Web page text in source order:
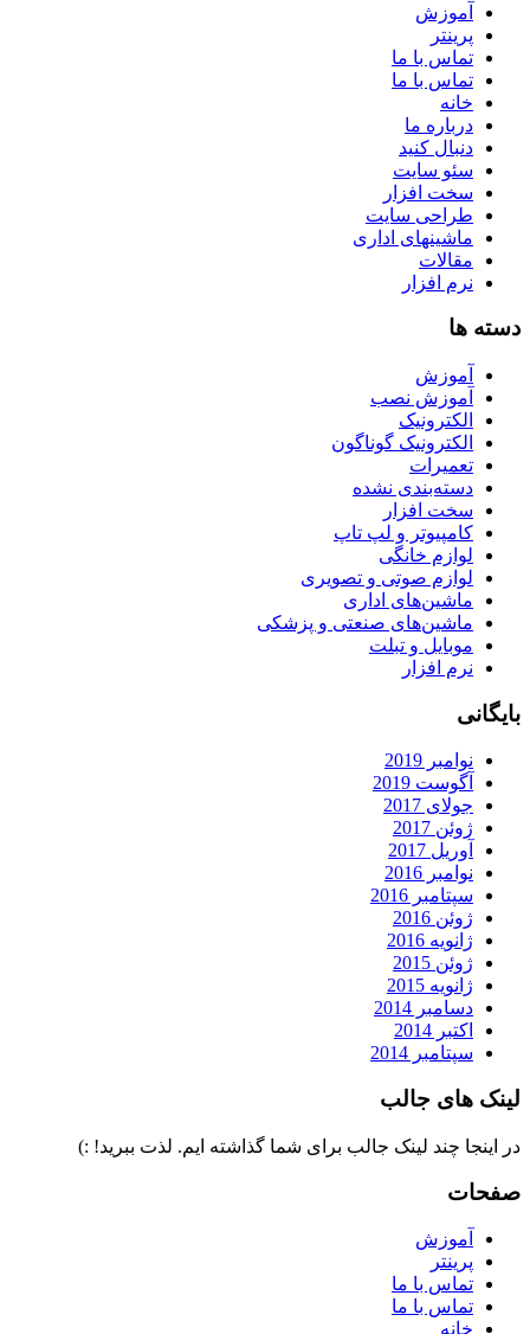
آموزش
پرینتر
تماس با ما
تماس با ما
خانه
درباره ما
دنبال کنید
سئو سایت
سخت افزار
طراحی سایت
ماشینهای اداری
مقالات
نرم افزار
دسته ها
آموزش
آموزش نصب
الکترونیک
الکترونیک گوناگون
تعمیرات
دسته‌بندی نشده
سخت افزار
کامپیوتر و لپ تاپ
لوازم خانگی
لوازم صوتی و تصویری
ماشین‌های اداری
ماشین‌های صنعتی و پزشکی
موبایل و تبلت
نرم افزار
بایگانی
نوامبر 2019
آگوست 2019
جولای 2017
ژوئن 2017
آوریل 2017
نوامبر 2016
سپتامبر 2016
ژوئن 2016
ژانویه 2016
ژوئن 2015
ژانویه 2015
دسامبر 2014
اکتبر 2014
سپتامبر 2014
لینک های جالب
در اینجا چند لینک جالب برای شما گذاشته ایم. لذت ببرید! :)
صفحات
آموزش
پرینتر
تماس با ما
تماس با ما
خانه